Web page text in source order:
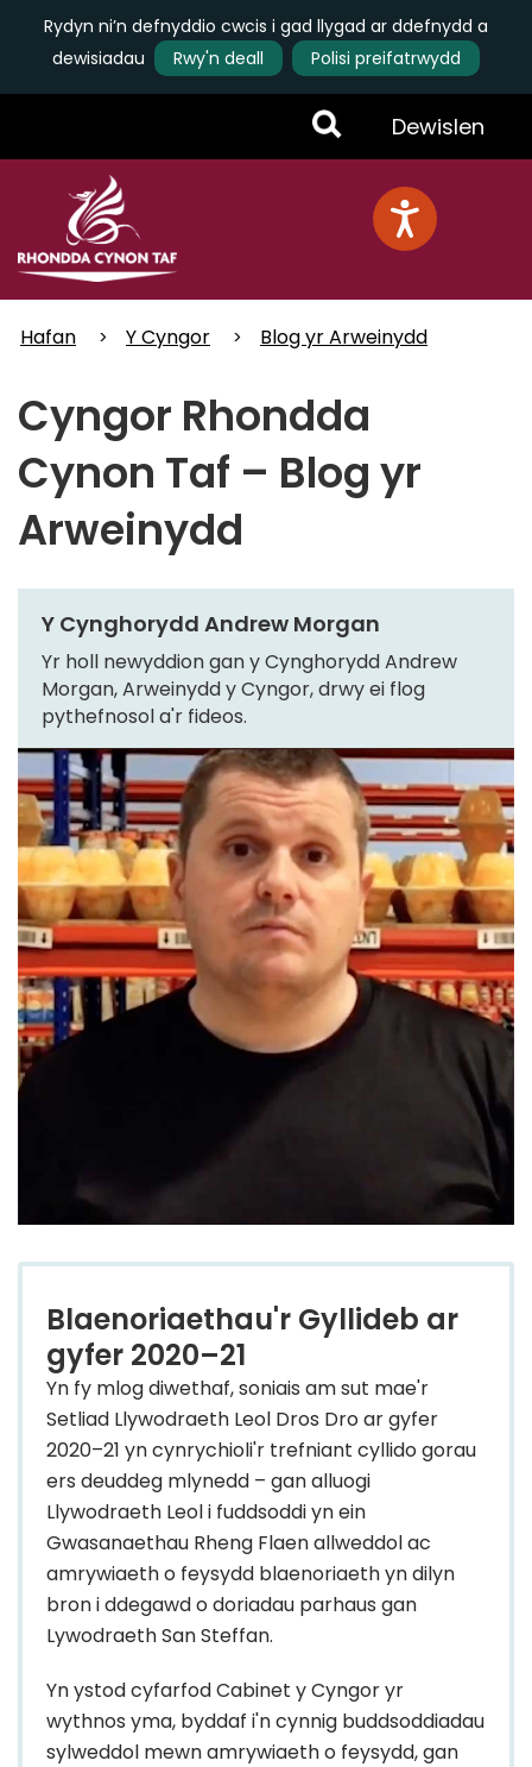
Rydyn ni’n defnyddio cwcis i gad llygad ar ddefnydd a
dewisiadau
Rwy'n deall
Polisi preifatrwydd
Toggle
Menu
Dewislen
Hafan Y Cyngor Blog yr Arweinydd
Cyngor Rhondda
Cynon Taf – Blog yr
Arweinydd
Y Cynghorydd Andrew Morgan
Yr holl newyddion gan y Cynghorydd Andrew
Morgan, Arweinydd y Cyngor, drwy ei flog
pythefnosol a'r fideos.
Blaenoriaethau'r Gyllideb ar
gyfer 2020–21
Yn fy mlog diwethaf, soniais am sut mae'r
Setliad Llywodraeth Leol Dros Dro ar gyfer
2020–21 yn cynrychioli'r trefniant cyllido gorau
ers deuddeg mlynedd – gan alluogi
Llywodraeth Leol i fuddsoddi yn ein
Gwasanaethau Rheng Flaen allweddol ac
amrywiaeth o feysydd blaenoriaeth yn dilyn
bron i ddegawd o doriadau parhaus gan
Lywodraeth San Steffan.
Yn ystod cyfarfod Cabinet y Cyngor yr
wythnos yma, byddaf i'n cynnig buddsoddiadau
sylweddol mewn amrywiaeth o feysydd, gan